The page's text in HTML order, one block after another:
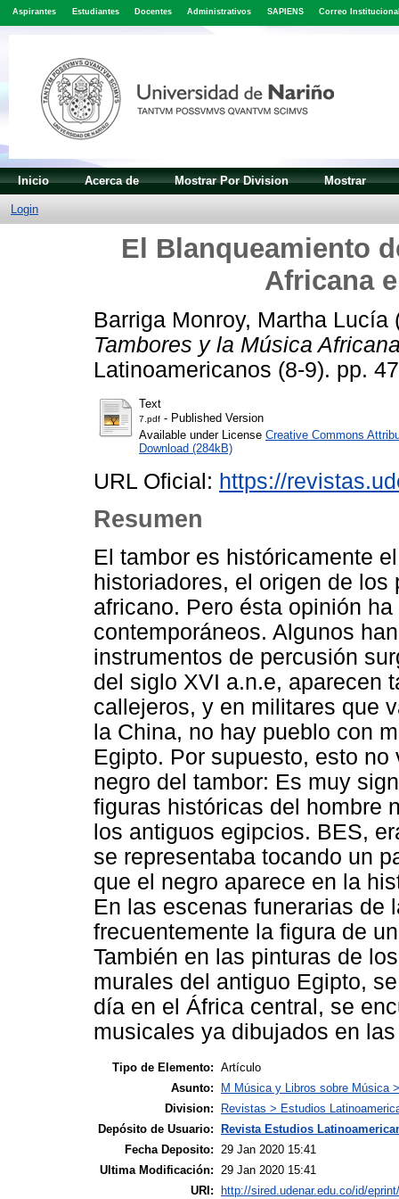
Aspirantes Estudiantes Docentes Administrativos SAPIENS Correo
Inicio Acerca de Mostrar Por Division Mostrar
Login
El Blanqueamiento
Africana
Barriga Monroy, Martha Lucía
Tambores y la Música
Latinoamericanos (8-9). pp.
Text
7.pdf - Published Version
Available under License Creative Commons
Download (284kB)
URL Oficial: https://
Resumen
El tambor es históricamente
historiadores, el origen de
africano. Pero ésta opinión
contemporáneos. Algunos
instrumentos de percusión
del siglo XVI a.n.e, aparecen
callejeros, y en militares que
la China, no hay pueblo con
Egipto. Por supuesto, esto
negro del tambor: Es muy
figuras históricas del hombre
los antiguos egipcios. BES,
se representaba tocando un
que el negro aparece en la
En las escenas funerarias de
frecuentemente la figura de
También en las pinturas de
murales del antiguo Egipto,
día en el África central, se
musicales ya dibujados en
Tipo de Elemento: Artículo
Asunto:
M Música y Libros sobre Música
Division:
Revistas > Estudios
Depósito de Usuario: Revista Estudios
Fecha Deposito:
29 Jan 2020 15:41
Ultima Modificación:
29 Jan 2020 15:41
URI: http://sired.udenar.edu.co/id/